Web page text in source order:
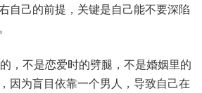
自己的前提，关键是自己能不要深陷
，不是恋爱时的劈腿，不是婚姻里的
因为盲目依靠一个男人，导致自己在